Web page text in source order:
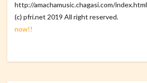
http://amachamusic.chagasi.com/index.html
(c) pfri.net 2019 All right reserved.
now!!